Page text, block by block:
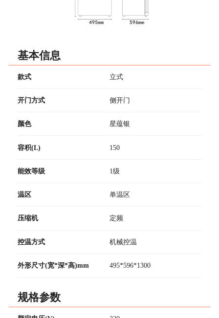
基本信息
款式 立式
开门方式 侧开门
颜色 星蕴银
容积(L) 150
能效等级 1级
温区 单温区
压缩机 定频
控温方式 机械控温
外形尺寸(宽*深*高)mm 495*596*1300
规格参数